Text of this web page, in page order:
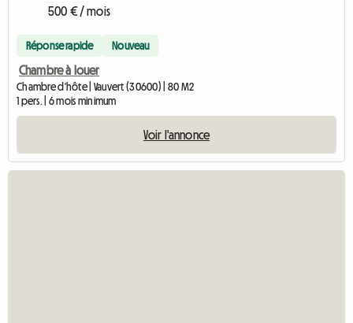
500 € / mois
Réponse rapide Nouveau
Chambre à louer
Chambre d'hôte | Vauvert (30600) | 80 M2
1 pers. | 6 mois minimum
Voir l'annonce